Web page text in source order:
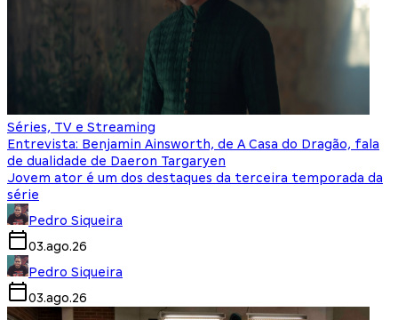
Séries, TV e Streaming
Entrevista: Benjamin Ainsworth, de A Casa do Dragão, fala
de dualidade de Daeron Targaryen
Jovem ator é um dos destaques da terceira temporada da
série
Pedro Siqueira
03.ago.26
Pedro Siqueira
03.ago.26